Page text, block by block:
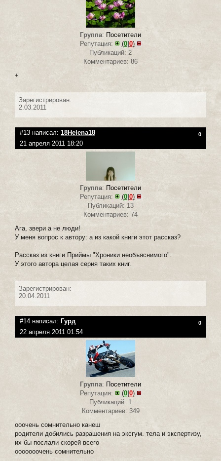
Группа: Посетители
Репутация:
(0|0)
Публикаций: 2
Комментариев: 86
+
Зарегистрирован:
2.03.2011
#13 написал: 18Helena18 0
21 апреля 2011 18:20
Группа: Посетители
Репутация:
(0| 0)
Публикаций: 13
Комментариев: 74
Ага, звери а не люди!
У меня вопрос к автору: а из какой книги этот рассказ?
Рассказ из книги Приймы "Хроники необъяснимого".
У этого автора целая серия таких книг.
Зарегистрирован:
20.04.2011
#14 написал: Гурд 0
22 апреля 2011 01:54
Группа: Посетители
Репутация:
(0| 0)
Публикаций: 1
Комментариев: 349
ооочень сомнительно канеш
родители добились разрашения на эксгум. тела и экспертизу,
их бы послали скорей всего
ооооооочень сомнительно